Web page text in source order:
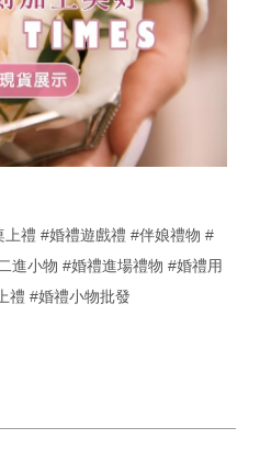
上禮 #婚禮遊戲禮 #伴娘禮物 #
進小物 #婚禮進場禮物 #婚禮用
禮 #婚禮小物批發